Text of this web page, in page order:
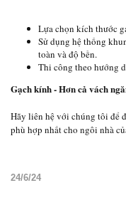
Lựa chọn kích thước
Sử dụng hệ thống
toàn và độ bền.
Thi công theo hướng
Gạch kính - Hơn cả vách
Hãy liên hệ với chúng tôi để
phù hợp nhất cho ngôi nhà
24/6/24